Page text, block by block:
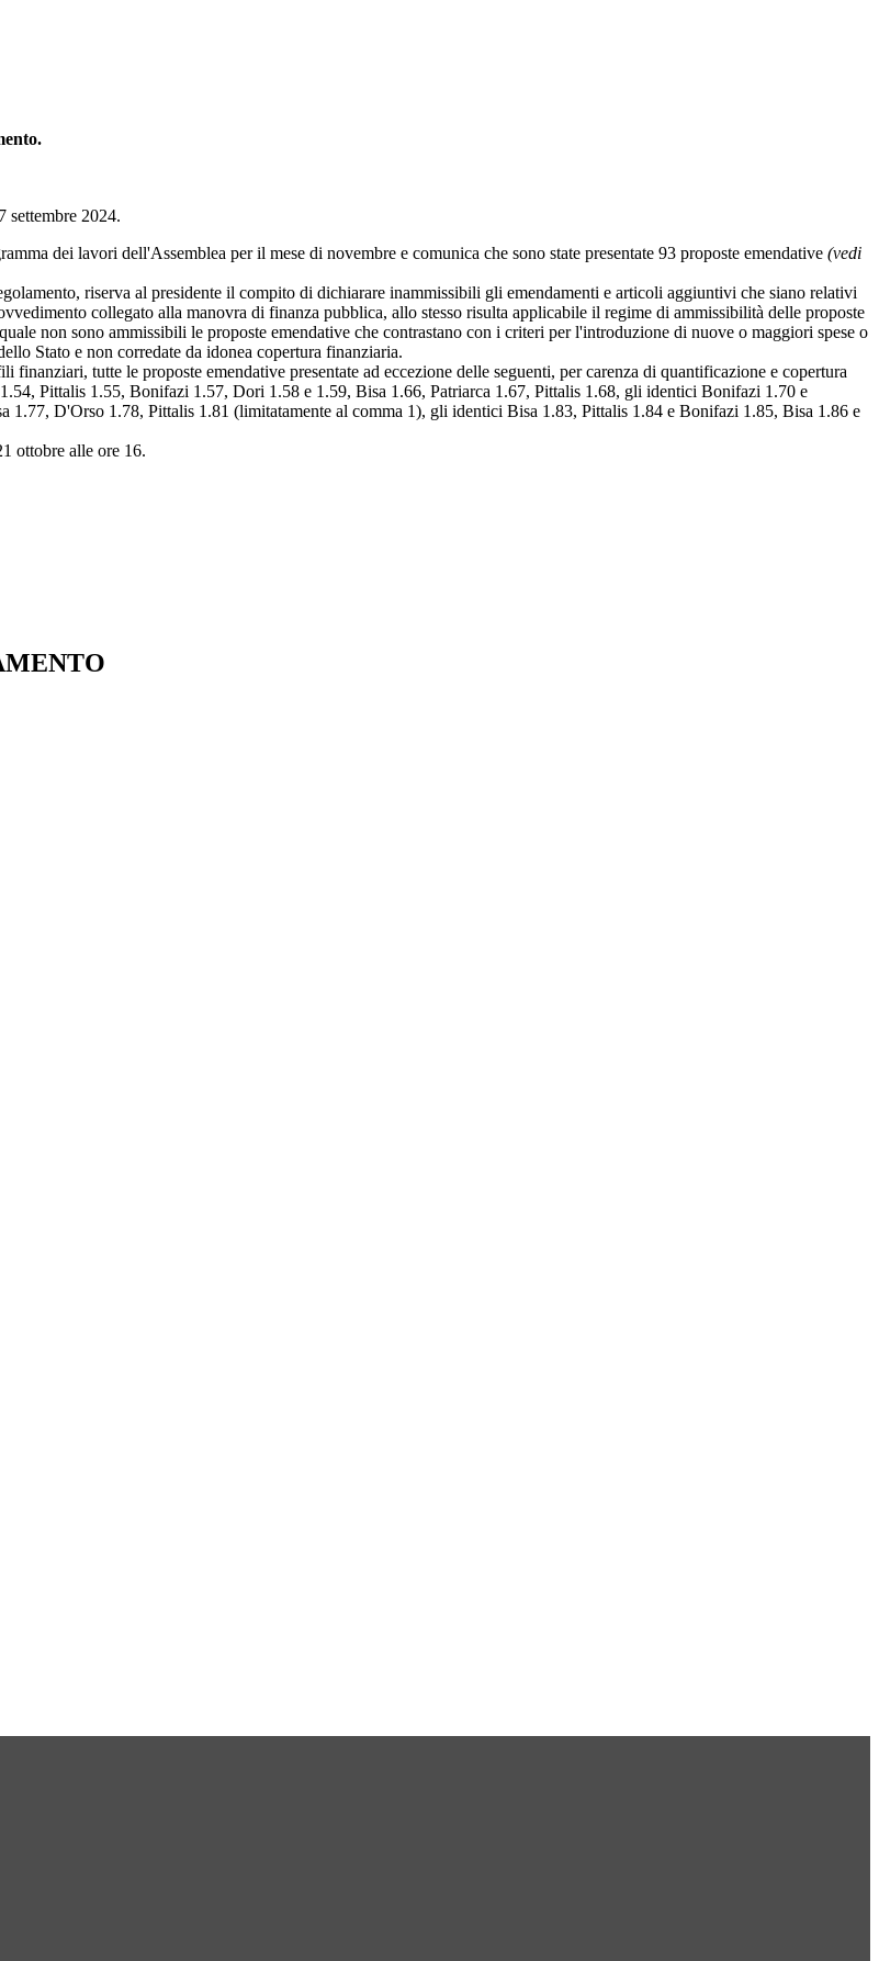
2024.
dei lavori dell'Assemblea per il mese di novembre e comunica che sono state presentate 93 proposte emendative (vedi
riserva al presidente il compito di dichiarare inammissibili gli emendamenti e articoli aggiuntivi che siano relativi
collegato alla manovra di finanza pubblica, allo stesso risulta applicabile il regime di ammissibilità delle proposte
non sono ammissibili le proposte emendative che contrastano con i criteri per l'introduzione di nuove o maggiori spese o
Stato e non corredate da idonea copertura finanziaria.
tutte le proposte emendative presentate ad eccezione delle seguenti, per carenza di quantificazione e copertura
Pittalis 1.55, Bonifazi 1.57, Dori 1.58 e 1.59, Bisa 1.66, Patriarca 1.67, Pittalis 1.68, gli identici Bonifazi 1.70 e
D'Orso 1.78, Pittalis 1.81 (limitatamente al comma 1), gli identici Bisa 1.83, Pittalis 1.84 e Bonifazi 1.85, Bisa 1.86 e
ottobre alle ore 16.